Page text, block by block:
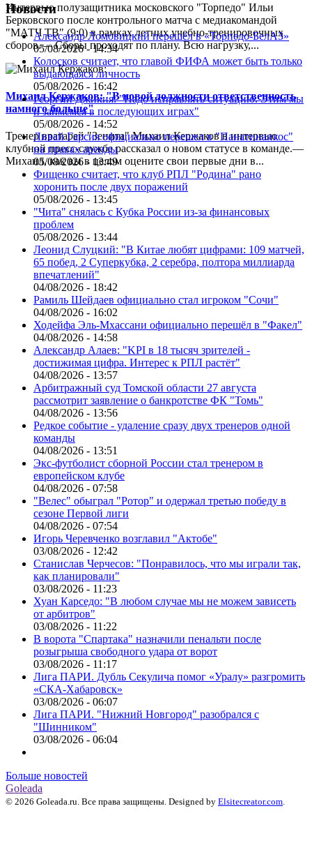
Интервью полузащитника московского "Торпедо" Ильи
Берковского после контрольного матча с медиакомандой
"МАТЧ ТВ" (9:0) в рамках летних учебно-тренировочных
сборов.— Сборы проходят по плану. Всю нагрузку,...
Михаил Кержаков: "В новой должности ответственность
намного больше"
Тренер вратарей "Зенита" Михаил Кержаков в интервью
клубной пресс-службе рассказал о новом статусе в команде.—
Михаил, как вы в целом оцените свои первые дни в...
Новости
Александр Ломовицкий перешёл в «Торпедо-БелАЗ»
05/08/2026 - 14:34
Колосков считает, что главой ФИФА может быть только
выдающаяся личность
05/08/2026 - 16:42
Георгий Джикия: "Надо исправлять ситуацию. Этим мы
и займёмся в последующих играх"
05/08/2026 - 14:52
Ливай Гарсия официально перешел в "Панатинаикос"
на правах аренды
05/08/2026 - 13:49
Фищенко считает, что клуб РПЛ "Родина" рано
хоронить после двух поражений
05/08/2026 - 13:45
"Чита" снялась с Кубка России из-за финансовых
проблем
05/08/2026 - 13:44
Леонид Слуцкий: "В Китае любят цифрами: 109 матчей,
65 побед, 2 Суперкубка, 2 серебра, полтора миллиарда
впечатлений"
04/08/2026 - 18:42
Рамиль Шейдаев официально стал игроком "Сочи"
04/08/2026 - 16:02
Ходейфа Эль-Мхассани официально перешёл в "Факел"
04/08/2026 - 14:58
Александр Алаев: "KPI в 18 тысяч зрителей -
достижимая цифра. Интерес к РПЛ растёт"
04/08/2026 - 13:57
Арбитражный суд Томской области 27 августа
рассмотрит заявление о банкротстве ФК "Томь"
04/08/2026 - 13:56
Редкое событие - удаление сразу двух тренеров одной
команды
04/08/2026 - 13:51
Экс-футболист сборной России стал тренером в
европейском клубе
04/08/2026 - 07:58
"Велес" обыграл "Ротор" и одержал третью победу в
сезоне Первой лиги
04/08/2026 - 07:54
Игорь Черевченко возглавил "Актобе"
03/08/2026 - 12:42
Станислав Черчесов: "Понравилось, что мы играли так,
как планировали"
03/08/2026 - 11:23
Хуан Карседо: "В любом случае мы не можем зависеть
от арбитров"
03/08/2026 - 11:22
В ворота "Спартака" назначили пенальти после
розыгрыша свободного удара от ворот
03/08/2026 - 11:17
Лига ПАРИ. Дубль Секулича помог «Уралу» разгромить
«СКА-Хабаровск»
03/08/2026 - 06:07
Лига ПАРИ. "Нижний Новгород" разобрался с
"Шинником"
03/08/2026 - 06:04
Больше новостей
Goleada
© 2026 Goleada.ru. Все права защищены. Designed by Elsitecreator.com